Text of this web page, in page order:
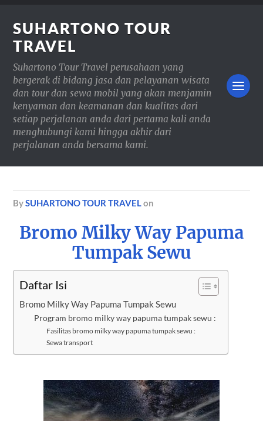
SUHARTONO TOUR
TRAVEL
Suhartono Tour Travel perusahaan yang
bergerak di bidang jasa dan pelayanan wisata
dan tour dan sewa mobil yang akan menjamin
kenyaman dan keamanan dan kualitas dari
setiap perjalanan anda dari pertama kali anda
menghubungi kami hingga akhir dari
perjalanan anda bersama kami.
bySUHARTONO TOUR TRAVELon
Bromo Milky Way Papuma
Tumpak Sewu
Daftar Isi
Bromo Milky Way Papuma Tumpak Sewu
Program bromo milky way papuma tumpak sewu :
Fasilitas bromo milky way papuma tumpak sewu :
Sewa transport